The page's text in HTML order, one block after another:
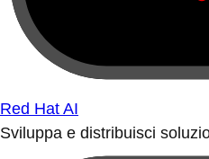
Red Hat AI
Sviluppa e distribuisci